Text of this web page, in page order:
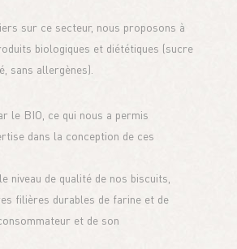
sur ce secteur, nous proposons à
biologiques et diététiques (sucre
sans allergènes).
le BIO, ce qui nous a permis
dans la conception de ces
niveau de qualité de nos biscuits,
filières durables de farine et de
et de son